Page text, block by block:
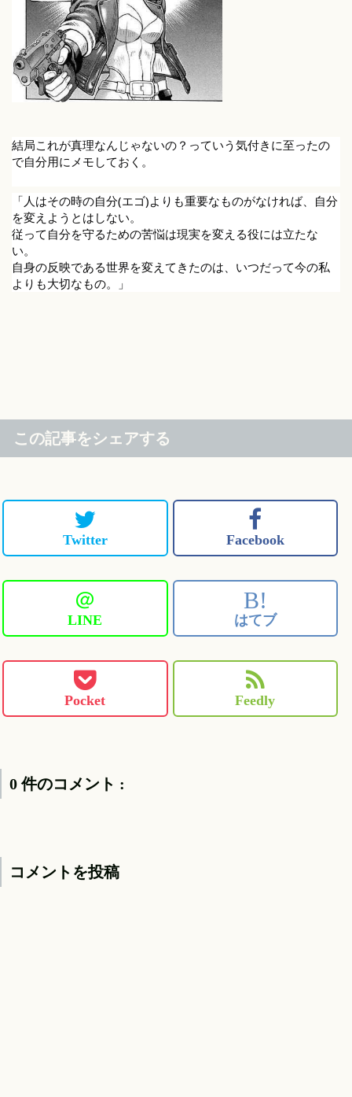
結局これが真理なんじゃないの？っていう気付きに至ったの
で自分用にメモしておく。
「人はその時の自分(エゴ)よりも重要なものがなければ、自分
を変えようとはしない。
従って自分を守るための苦悩は現実を変える役には立たな
い。
自身の反映である世界を変えてきたのは、いつだって今の私
よりも大切なもの。」
この記事をシェアする
Twitter Facebook
＠
LINE
B!
はてブ
Pocket Feedly
0 件のコメント :
コメントを投稿